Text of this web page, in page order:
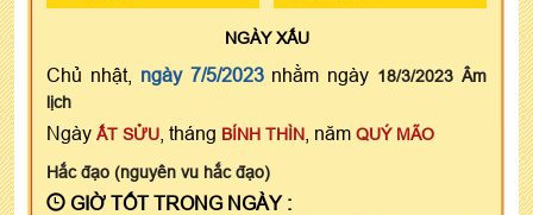
NGÀYXẤU
Chủ nhật, ngày 7/5/2023nhằm ngày 18/3/2023 Âm
lịch
Ngày ẤT SỬU , tháng BÍNH THÌN , năm QUÝ MÃO
Hắc đạo (nguyên vu hắc đạo)
GIỜ TỐT TRONG NGÀY :